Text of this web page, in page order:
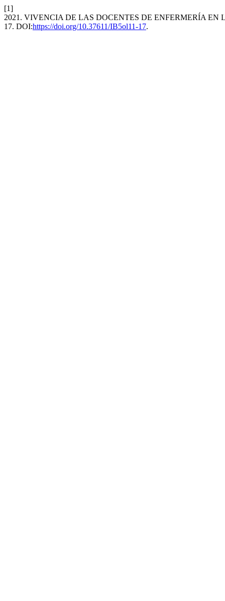
[1]
2021. VIVENCIA DE LAS DOCENTES DE ENFERMERÍA
17. DOI:https://doi.org/10.37611/IB5ol11-17.